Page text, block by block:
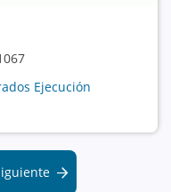
Ejecución